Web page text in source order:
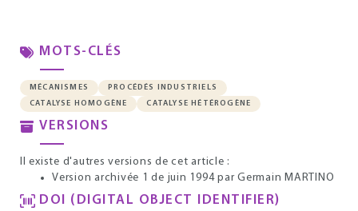
MOTS-CLÉS
MÉCANISMES
PROCÉDÉS INDUSTRIELS
CATALYSE HOMOGÈNE
CATALYSE HÉTÉROGÈNE
VERSIONS
Il existe d'autres versions de cet article :
Version archivée 1 de juin 1994par Germain MARTINO
DOI (DIGITAL OBJECT IDENTIFIER)